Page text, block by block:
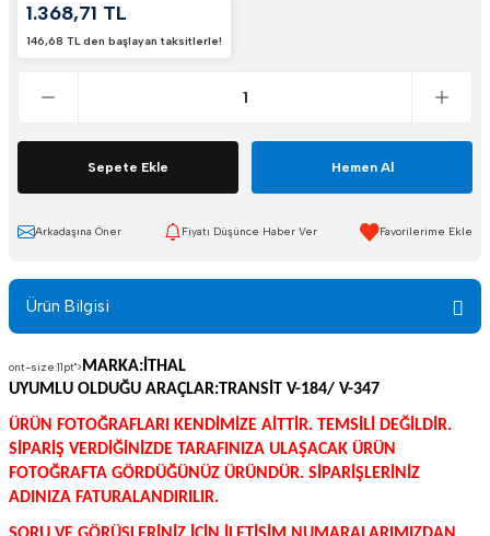
1.368,71 TL
146,68 TL den başlayan taksitlerle!
Sepete Ekle Hemen Al
Arkadaşına Öner Fiyatı Düşünce Haber Ver
Ürün Bilgisi
ont-size:11pt">MARKA:İTHAL
UYUMLU OLDUĞU ARAÇLAR:TRANSİT V-184/ V-347
ÜRÜN FOTOĞRAFLARI KENDİMİZE AİTTİR. TEMSİLİ DEĞİLDİR.
SİPARİŞ VERDİĞİNİZDE TARAFINIZA ULAŞACAK ÜRÜN
FOTOĞRAFTA GÖRDÜĞÜNÜZ ÜRÜNDÜR. SİPARİŞLERİNİZ
ADINIZA FATURALANDIRILIR.